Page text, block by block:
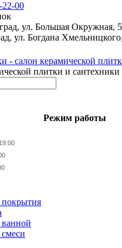
22-00
ул. Большая Окружная, 5
ул. Богдана
плитки и сантехники
Режим работы